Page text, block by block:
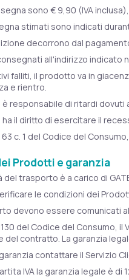
sono € 9,90 (IVA
stimati sono indicati
decorrono dal
all'indirizzo indicato
falliti, il prodotto va in
e rientro.
è responsabile di ritardi
il diritto di esercitare il
c. 1 del Codice del
Prodotti e garanzia
trasporto è a carico di
le condizioni dei
devono essere comunicati
del Codice del Consumo,
del contratto. La garanzia
contattare il Servizio
IVA la garanzia legale è di